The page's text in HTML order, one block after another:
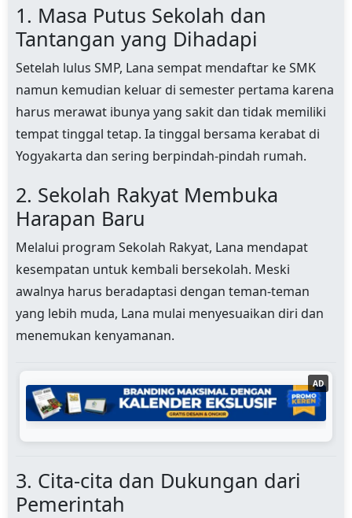
1. Masa Putus Sekolah dan
Tantangan yang Dihadapi
Setelah lulus SMP, Lana sempat mendaftar ke SMK
namun kemudian keluar di semester pertama karena
harus merawat ibunya yang sakit dan tidak memiliki
tempat tinggal tetap. Ia tinggal bersama kerabat di
Yogyakarta dan sering berpindah-pindah rumah.
2. Sekolah Rakyat Membuka
Harapan Baru
Melalui program Sekolah Rakyat, Lana mendapat
kesempatan untuk kembali bersekolah. Meski
awalnya harus beradaptasi dengan teman-teman
yang lebih muda, Lana mulai menyesuaikan diri dan
menemukan kenyamanan.
AD
3. Cita-cita dan Dukungan dari
Pemerintah